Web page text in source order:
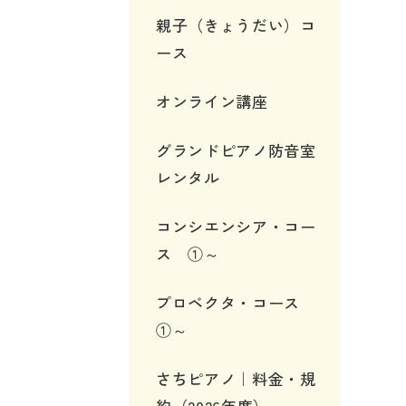
親子（きょうだい）コ
ース
オンライン講座
グランドピアノ防音室
レンタル
コンシエンシア・コー
ス ①～
プロベクタ・コース
①～
さちピアノ｜料金・規